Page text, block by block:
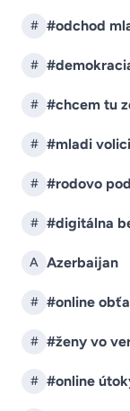
# #odchod
#
# #chcem tu
# #mladi volici
# #rodovo
# #digitálna
A Azerbaijan
# #online
# #ženy vo
# #online